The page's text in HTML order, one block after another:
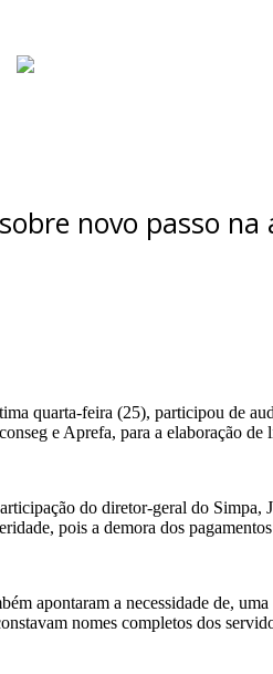
novo passo na
quarta-feira (25), participou de
e Aprefa, para a elaboração
do diretor-geral do Simpa,
pois a demora dos
apontaram a necessidade de,
nomes completos dos